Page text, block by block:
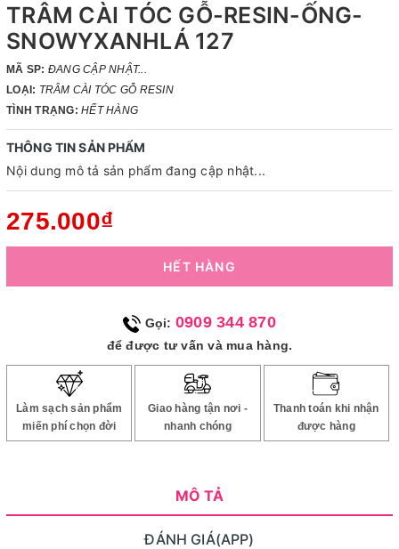
TRÂM CÀI TÓC GỖ-RESIN-ỐNG-
SNOWYXANHLÁ 127
MÃ SP: ĐANG CẬP NHẬT...
LOẠI: TRÂM CÀI TÓC GỖ RESIN
TÌNH TRẠNG: HẾT HÀNG
THÔNG TIN SẢN PHẨM
Nội dung mô tả sản phẩm đang cập nhật...
275.000₫
HẾT HÀNG
Gọi: 0909 344 870
để được tư vấn và mua hàng.
Làm sạch sản phẩm
miến phí chọn đời
Giao hàng tận nơi -
nhanh chóng
Thanh toán khi nhận
được hàng
MÔ TẢ
ĐÁNH GIÁ(APP)